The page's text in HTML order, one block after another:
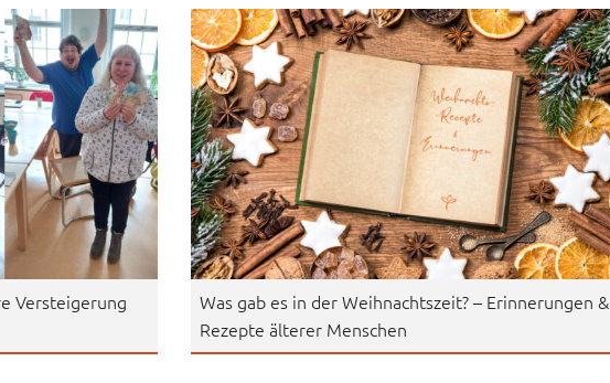
Versteigerung
Was gab es in der Weihnachtszeit? – Erinnerungen &
Rezepte älterer Menschen